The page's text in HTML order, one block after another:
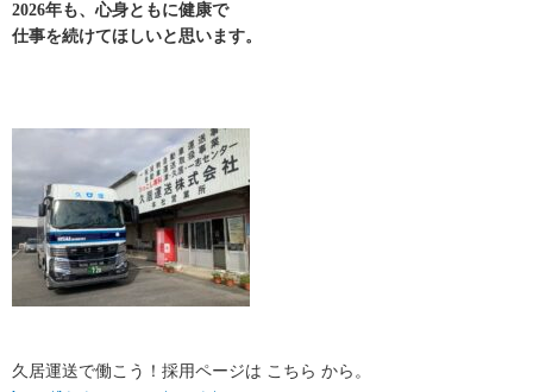
2026年も、心身ともに健康で
仕事を続けてほしいと思います。
久居運送で働こう！採用ページは こちら から。